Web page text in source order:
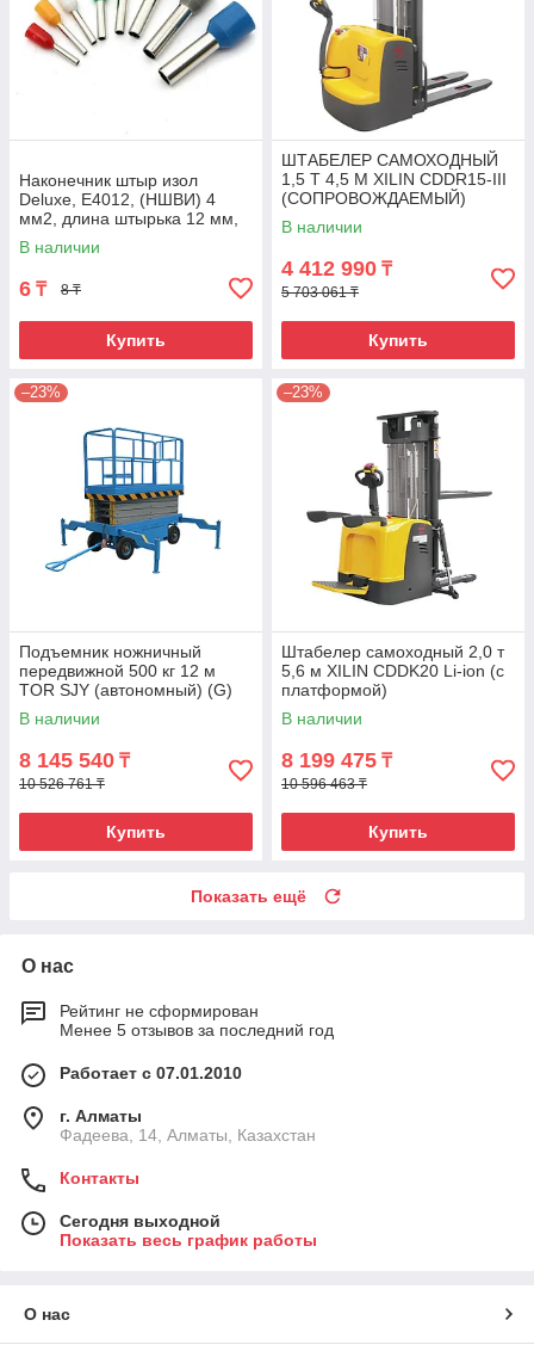
Наконечник штыр изол
Deluxe, Е4012, (НШВИ) 4
мм2, длина штырька 12 мм,
(1000 шт/упак)
В наличии
6 ₸ 8 ₸
Купить
ШТАБЕЛЕР САМОХОДНЫЙ
1,5 Т 4,5 М XILIN CDDR15-III
(СОПРОВОЖДАЕМЫЙ)
В наличии
4 412 990 ₸
5 703 061 ₸
Купить
–23%
Подъемник ножничный
передвижной 500 кг 12 м
TOR SJY (автономный) (G)
В наличии
8 145 540 ₸
10 526 761 ₸
Купить
–23%
Штабелер самоходный 2,0 т
5,6 м XILIN CDDK20 Li-ion (с
платформой)
В наличии
8 199 475 ₸
10 596 463 ₸
Купить
Показать ещё
О нас
Рейтинг не сформирован
Менее 5 отзывов за последний год
Работает с 07.01.2010
г. Алматы
Фадеева, 14, Алматы, Казахстан
Контакты
Сегодня выходной
Показать весь график работы
О нас